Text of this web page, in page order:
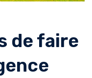
de faire